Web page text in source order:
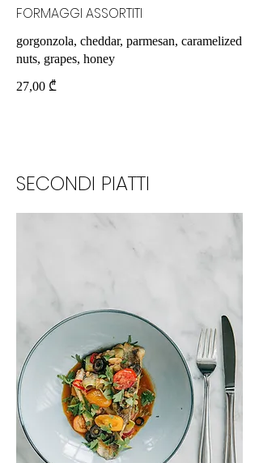
FORMAGGI ASSORTITI
gorgonzola, cheddar, parmesan, caramelized
nuts, grapes, honey
27,00 ₾
SECONDI PIATTI